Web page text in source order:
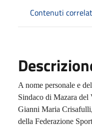
Contenuti
A nome personale e
Sindaco di Mazara del
Gianni Maria
della Federazione